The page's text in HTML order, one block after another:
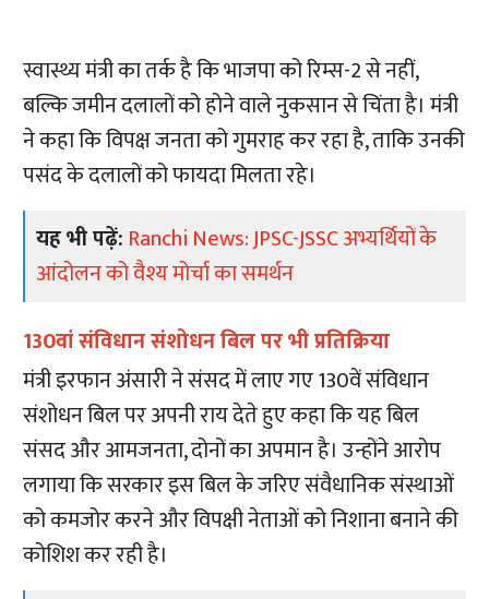
स्वास्थ्य मंत्री का तर्क है कि भाजपा को रिम्स-2 से नहीं,
बल्कि जमीन दलालों को होने वाले नुकसान से चिंता है। मंत्री
ने कहा कि विपक्ष जनता को गुमराह कर रहा है, ताकि उनकी
पसंद के दलालों को फायदा मिलता रहे।
यह भी पढ़ें: Ranchi News: JPSC-JSSC अभ्यर्थियों के
आंदोलन को वैश्य मोर्चा का समर्थन
130वां संविधान संशोधन बिल पर भी प्रतिक्रिया
मंत्री इरफान अंसारी ने संसद में लाए गए 130वें संविधान
संशोधन बिल पर अपनी राय देते हुए कहा कि यह बिल
संसद और आमजनता, दोनों का अपमान है। उन्होंने आरोप
लगाया कि सरकार इस बिल के जरिए संवैधानिक संस्थाओं
को कमजोर करने और विपक्षी नेताओं को निशाना बनाने की
कोशिश कर रही है।